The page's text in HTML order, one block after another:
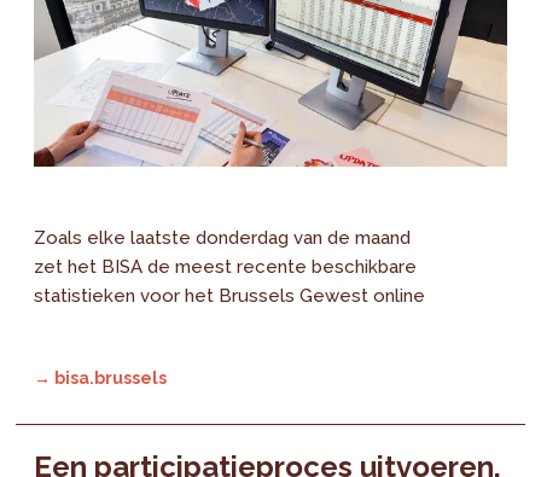
Zoals elke laatste donderdag van de maand
zet het BISA de meest recente beschikbare
statistieken voor het Brussels Gewest online
→ bisa.brussels
Een participatieproces uitvoeren,